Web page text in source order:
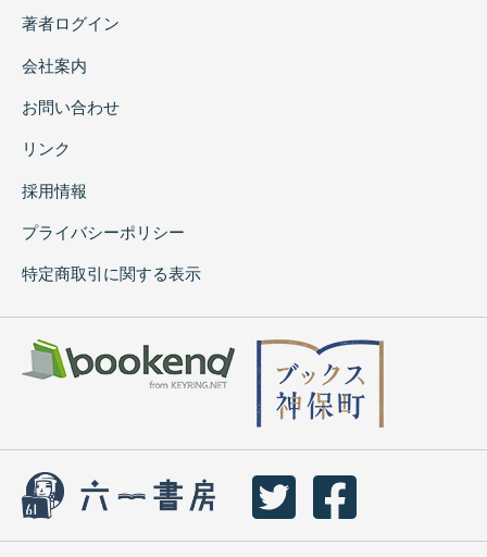
著者ログイン
会社案内
お問い合わせ
リンク
採用情報
プライバシーポリシー
特定商取引に関する表示